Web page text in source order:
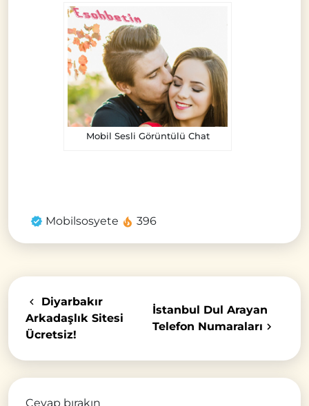
Mobil Sesli Görüntülü Chat
Mobilsosyete 396
Diyarbakır
Arkadaşlık Sitesi
Ücretsiz!
İstanbul Dul Arayan
Telefon Numaraları
Cevap bırakın